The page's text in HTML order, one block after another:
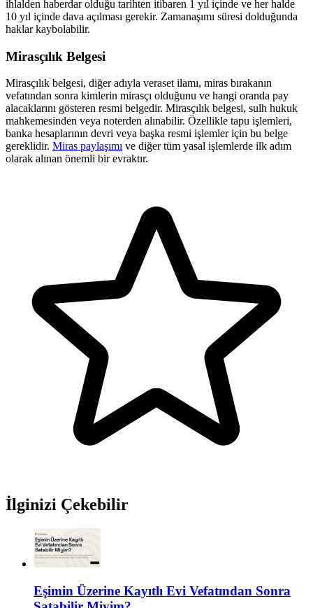
ihlalden haberdar olduğu tarihten itibaren 1 yıl içinde ve her halde
10 yıl içinde dava açılması gerekir. Zamanaşımı süresi dolduğunda
haklar kaybolabilir.
Mirasçılık Belgesi
Mirasçılık belgesi, diğer adıyla veraset ilamı, miras bırakanın
vefatından sonra kimlerin mirasçı olduğunu ve hangi oranda pay
alacaklarını gösteren resmi belgedir. Mirasçılık belgesi, sulh hukuk
mahkemesinden veya noterden alınabilir. Özellikle tapu işlemleri,
banka hesaplarının devri veya başka resmi işlemler için bu belge
gereklidir. Miras paylaşımı ve diğer tüm yasal işlemlerde ilk adım
olarak alınan önemli bir evraktır.
İlginizi Çekebilir
Eşimin Üzerine Kayıtlı Evi Vefatından Sonra